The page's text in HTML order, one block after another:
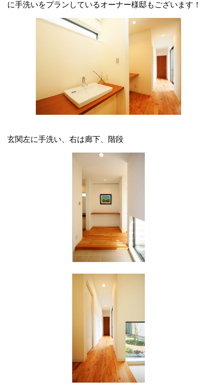
に手洗いをプランしているオーナー様邸もございます！
玄関左に手洗い、右は廊下、階段